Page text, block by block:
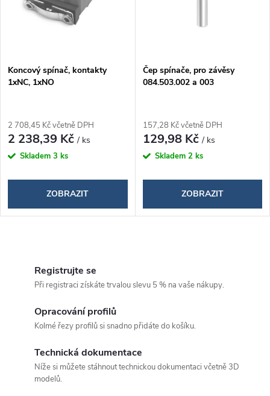
r
d
u
k
p
r
o
d
u
k
Koncový spínač, kontakty
1xNC, 1xNO
2 708,45 Kč včetně DPH
2 238,39 Kč/ ks
Skladem 3 ks
ZOBRAZIT
Čep spínače, pro závěsy
084.503.002 a 003
157,28 Kč včetně DPH
129,98 Kč/ ks
Skladem 2 ks
ZOBRAZIT
Registrujte se
Při registraci získáte trvalou slevu 5 % na vaše nákupy.
Opracování profilů
Kolmé řezy profilů si snadno přidáte do košíku.
Technická dokumentace
Níže si můžete stáhnout technickou dokumentaci včetně 3D
modelů.